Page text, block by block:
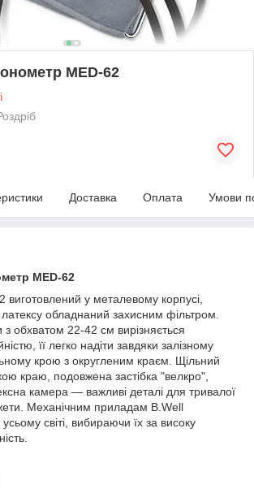
MED-62
Доставка Оплата Умови
MED-62
у металевому корпусі,
латексу обладнаний захисним фільтром.
обхватом 22-42 см вирізняється
її легко надіти завдяки залізному
крою з округленим краєм. Щільний
краю, подовжена застібка "велкро",
камера — важливі деталі для тривалої
Механічним приладам B.Well
усьому світі, вибираючи їх за високу